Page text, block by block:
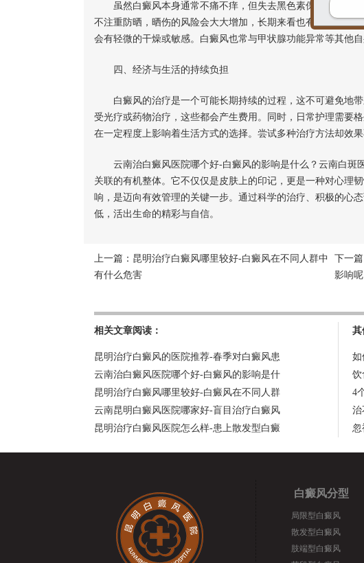
虽然白癜风本身通常不痛不痒，但失去黑色素保护的皮肤变
不注重防晒，晒伤的风险会大大增加，长期来看也有潜在的发
会有轻微的干燥或敏感。白癜风也常与甲状腺功能异常等其他
四、经济与生活的持续负担
白癜风的治疗是一个可能长期持续的过程，这不可避免地带
受光疗或药物治疗，这些都会产生费用。同时，日常护理需要
在一定程度上影响着生活方式的选择。尝试多种治疗方法却效
云南治白癜风医院哪个好-白癜风的影响是什么？云南白斑
关联的有机整体。它不仅仅是皮肤上的印记，更是一种对心理
响，是迈向有效管理的关键一步。通过科学的治疗、积极的心
低，活出生命的精彩与自信。
上一篇： 昆明治疗白癜风哪里较好-白癜风在不同人群中
有什么危害
下一篇
影响呢
相关文章阅读：
昆明治疗白癜风的医院推荐-春季对白癜风患
云南治白癜风医院哪个好-白癜风的影响是什
昆明治疗白癜风哪里较好-白癜风在不同人群
云南昆明白癜风医院哪家好-盲目治疗白癜风
昆明治疗白癜风医院怎么样-患上散发型白癜
其
如
饮
4
治
忽
白癜风分型
局限型白癜风
散发型白癜风
肢端型白癜风